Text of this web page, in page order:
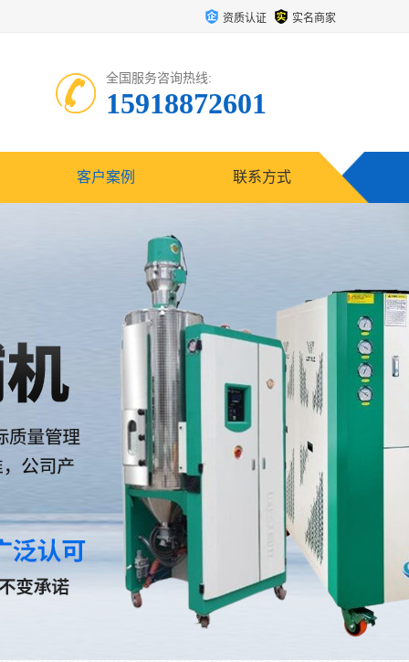
资质认证 实名商家
全国服务咨询热线:
15918872601
客户案例 联系方式